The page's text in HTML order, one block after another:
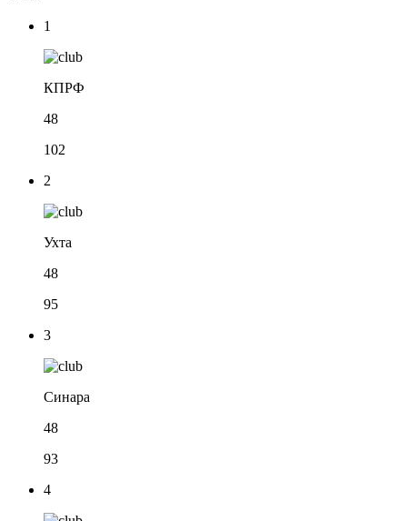
1
КПРФ
48
102
2
Ухта
48
95
3
Синара
48
93
4